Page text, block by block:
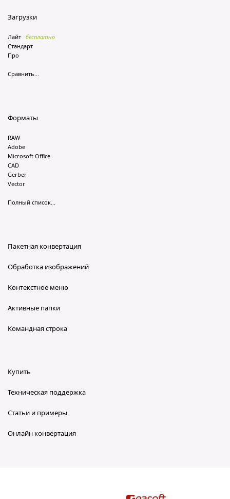
Загрузки
Лайт бесплатно
Стандарт
Про
Сравнить...
Форматы
RAW
Adobe
Microsoft Office
CAD
Gerber
Vector
Полный список...
Пакетная конвертация
Обработка изображений
Контекстное меню
Активные папки
Командная строка
Купить
Техническая поддержка
Статьи и примеры
Онлайн конвертация